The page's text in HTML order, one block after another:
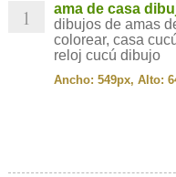
1
ama de casa
dibujos de amas
colorear, casa
reloj cucú dibujo
Ancho: 549px, Alto: